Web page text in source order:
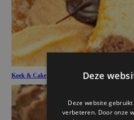
Koek & Cake